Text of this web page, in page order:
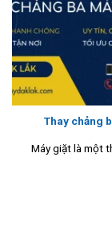
Thay chảng
Máy giặt là một